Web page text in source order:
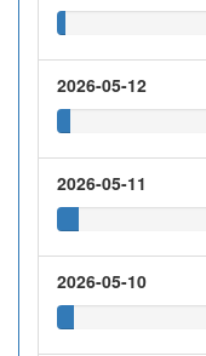
2026-05-12
2026-05-11
2026-05-10